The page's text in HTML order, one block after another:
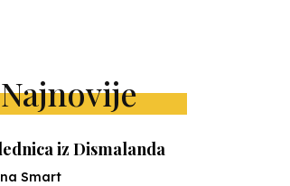
Najnovije
iz Dismalanda
Smart